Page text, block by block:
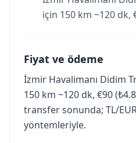
için 150 km ~120 dk,
Fiyat ve ödeme
İzmir Havalimanı Didim
150 km ~120 dk, €90
transfer sonunda; TL/
yöntemleriyle.